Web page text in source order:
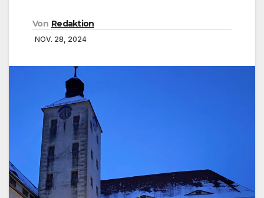
Von Redaktion
NOV. 28, 2024